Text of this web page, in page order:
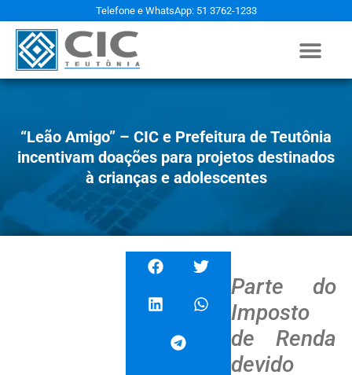
Telefone e WhatsApp: 51 3762-1233
“Leão Amigo” – CIC e Prefeitura de Teutônia
incentivam doações para projetos destinados
à crianças e adolescentes
Parte do
Imposto
de Renda
devido